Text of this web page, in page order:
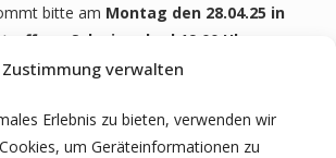
Zustimmung verwalten
Erlebnis zu bieten, verwenden wir
um Geräteinformationen zu
bitte am Montag den 28.04.25 in
am Schwimmbad 19.00 Uhr
erst einmal informieren, was da auf
wie so etwas abläuft. Danach könnt Ihr
verinnerlichen und in Ruhe mit Euren